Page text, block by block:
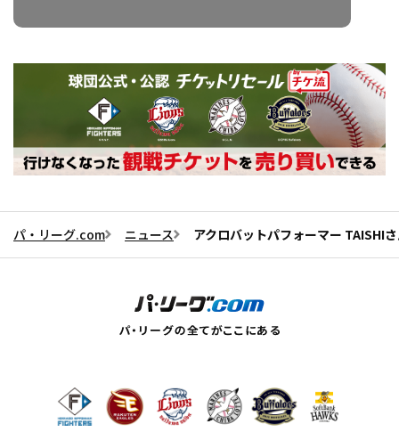
パ・リーグ.com ニュース アクロバットパフォーマー TAISHI